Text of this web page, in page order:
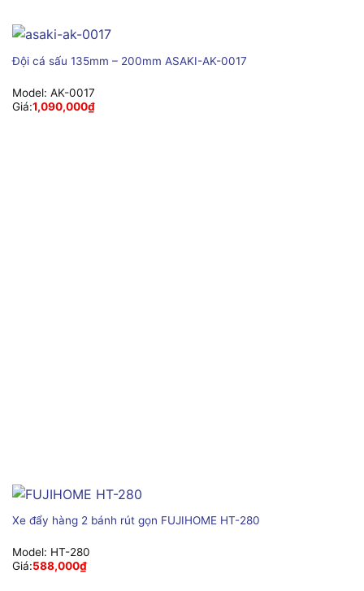
Đội cá sấu 135mm – 200mm ASAKI-AK-0017
Model: AK-0017
Giá:1,090,000₫
Xe đẩy hàng 2 bánh rút gọn FUJIHOME HT-280
Model: HT-280
Giá:588,000₫